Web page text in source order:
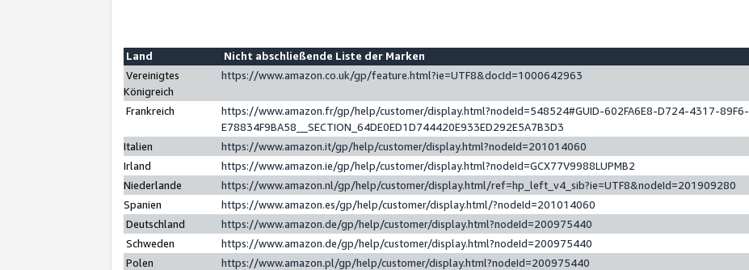
Land
Nicht abschließende Liste der Marken
Vereinigtes
Königreich
https://www.amazon.co.uk/gp/feature.html?ie=UTF8&docId=1000642963
Frankreich
https://www.amazon.fr/gp/help/customer/display.html?nodeId=548524#GUID-602FA6E8-D724-4317-89F6-
E78834F9BA58__SECTION_64DE0ED1D744420E933ED292E5A7B3D3
Italien
https://www.amazon.it/gp/help/customer/display.html?nodeId=201014060
Irland
https://www.amazon.ie/gp/help/customer/display.html?nodeId=GCX77V9988LUPMB2
Niederlande
https://www.amazon.nl/gp/help/customer/display.html/ref=hp_left_v4_sib?ie=UTF8&nodeId=201909280
Spanien
https://www.amazon.es/gp/help/customer/display.html/?nodeId=201014060
Deutschland
https://www.amazon.de/gp/help/customer/display.html?nodeId=200975440
Schweden
https://www.amazon.de/gp/help/customer/display.html?nodeId=200975440
Polen
https://www.amazon.pl/gp/help/customer/display.html?nodeId=200975440